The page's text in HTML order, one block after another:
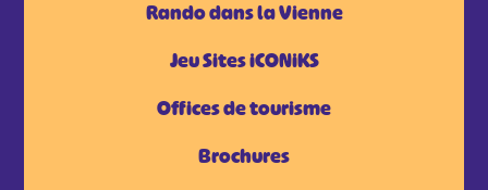
Rando dans la Vienne
Jeu Sites iCONiKS
Offices de tourisme
Brochures